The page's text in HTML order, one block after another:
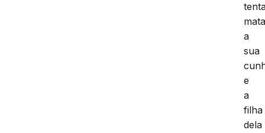
a
sua
e
a
filha
dela